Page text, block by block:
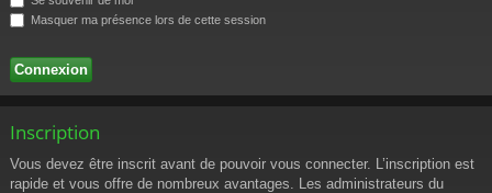
Masquer ma présence lors de cette session
Inscription
Vous devez être inscrit avant de pouvoir vous connecter. L’inscription est
rapide et vous offre de nombreux avantages. Les administrateurs du